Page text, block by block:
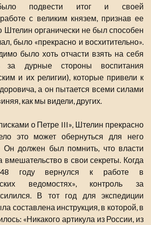
подвести итог и своей
с великим князем, признав ее
Штелин органически не был способен
было «прекрасно и восхитительно».
было хоть отчасти взять на себя
за дурные стороны воспитания
и их религии), которые привели к
а он пытается всеми силами
как мы видели, других.
о Петре III», Штелин прекрасно
это может обернуться для него
Он должен был помнить, что власти
вмешательство в свои секреты. Когда
году вернулся к работе в
ведомостях», контроль за
В тот год для экспедиции
составлена инструкция, в которой, в
«Никакого артикула из России, из